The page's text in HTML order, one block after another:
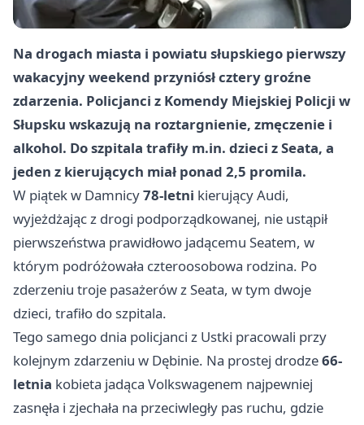
Na drogach miasta i powiatu słupskiego pierwszy
wakacyjny weekend przyniósł cztery groźne
zdarzenia. Policjanci z Komendy Miejskiej Policji w
Słupsku wskazują na roztargnienie, zmęczenie i
alkohol. Do szpitala trafiły m.in. dzieci z Seata, a
jeden z kierujących miał ponad 2,5 promila.
W piątek w Damnicy78-letni kierujący Audi,
wyjeżdżając z drogi podporządkowanej, nie ustąpił
pierwszeństwa prawidłowo jadącemu Seatem, w
którym podróżowała czteroosobowa rodzina. Po
zderzeniu troje pasażerów z Seata, w tym dwoje
dzieci, trafiło do szpitala.
Tego samego dnia policjanci z Ustki pracowali przy
kolejnym zdarzeniu w Dębinie. Na prostej drodze66-
letnia kobieta jadąca Volkswagenem najpewniej
zasnęła i zjechała na przeciwległy pas ruchu, gdzie